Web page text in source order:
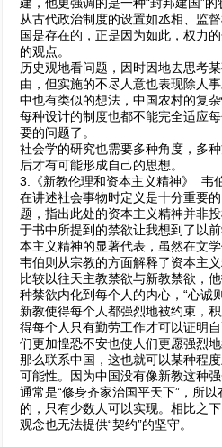
从古代政治制度的设置如丞相、监
国是存在的，正是因为如此，权力
的观点。
历史观地看问题，因时因地去思考
由，但实施的不尽人意也表现除人
中也有类似的想法，中国农村的复
每种设计的制度也都不能完全适应
要的问题了。
社会学的研究也需要多种角度，多
后才有可能形成自己的思想。
3.《新教伦理和资本主义精神》 韦
在讲述社会事物时定义是十分重要
题，指出此处的资本主义精神并非
于书中所提到的禁欲让我想到了以
本主义精神的显著代表，虽然在文
韦伯则从宗教的方面解释了资本主
比较以往天主教禁欲与新教禁欲，
种禁欲内化到每个人的内心，“心诚
新教使得每个人都强烈地被约束，
得每个人只有勤劳工作才可以证明
们更加惶恐不安也使人们更愿强烈
那么联系中国，这也就可以某种程
可能性。因为中国没有像新教这种
通常是“修身齐家治国平天下”，所
的，只有少数人可以实现。相比之
观念也无法提供“契约”的坚守。